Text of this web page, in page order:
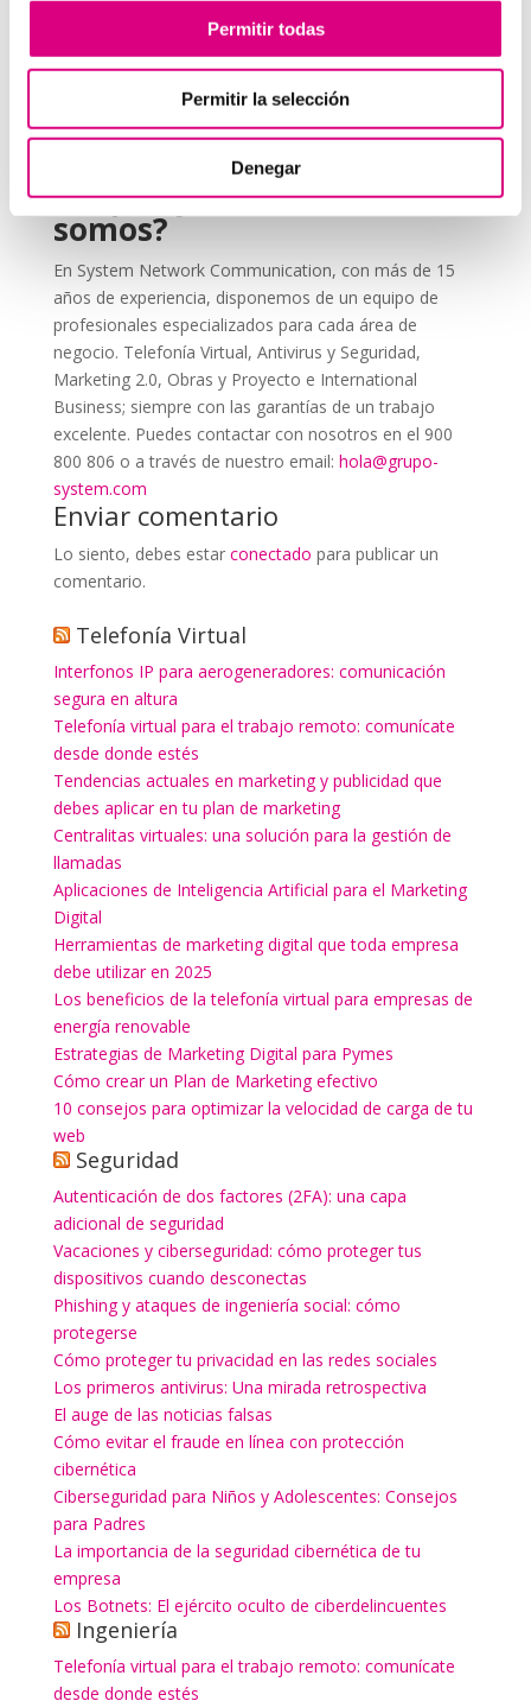
Permitir todas
Permitir la selección
Denegar
Revisa periódicamente las configuraciones, ya
que los métodos de autenticación pueden actualizarse
con el tiempo.
Grupo-System, ¿Quiénes
somos?
En System Network Communication, con más de 15
años de experiencia, disponemos de un equipo de
profesionales especializados para cada área de
negocio. Telefonía Virtual, Antivirus y Seguridad,
Marketing 2.0, Obras y Proyecto e International
Business; siempre con las garantías de un trabajo
excelente. Puedes contactar con nosotros en el 900
800 806 o a través de nuestro email: hola@grupo-
system.com
Enviar comentario
Lo siento, debes estar conectado para publicar un
comentario.
Telefonía Virtual
Interfonos IP para aerogeneradores: comunicación
segura en altura
Telefonía virtual para el trabajo remoto: comunícate
desde donde estés
Tendencias actuales en marketing y publicidad que
debes aplicar en tu plan de marketing
Centralitas virtuales: una solución para la gestión de
llamadas
Aplicaciones de Inteligencia Artificial para el Marketing
Digital
Herramientas de marketing digital que toda empresa
debe utilizar en 2025
Los beneficios de la telefonía virtual para empresas de
energía renovable
Estrategias de Marketing Digital para Pymes
Cómo crear un Plan de Marketing efectivo
10 consejos para optimizar la velocidad de carga de tu
web
Seguridad
Autenticación de dos factores (2FA): una capa
adicional de seguridad
Vacaciones y ciberseguridad: cómo proteger tus
dispositivos cuando desconectas
Phishing y ataques de ingeniería social: cómo
protegerse
Cómo proteger tu privacidad en las redes sociales
Los primeros antivirus: Una mirada retrospectiva
El auge de las noticias falsas
Cómo evitar el fraude en línea con protección
cibernética
Ciberseguridad para Niños y Adolescentes: Consejos
para Padres
La importancia de la seguridad cibernética de tu
empresa
Los Botnets: El ejército oculto de ciberdelincuentes
Ingeniería
Telefonía virtual para el trabajo remoto: comunícate
desde donde estés